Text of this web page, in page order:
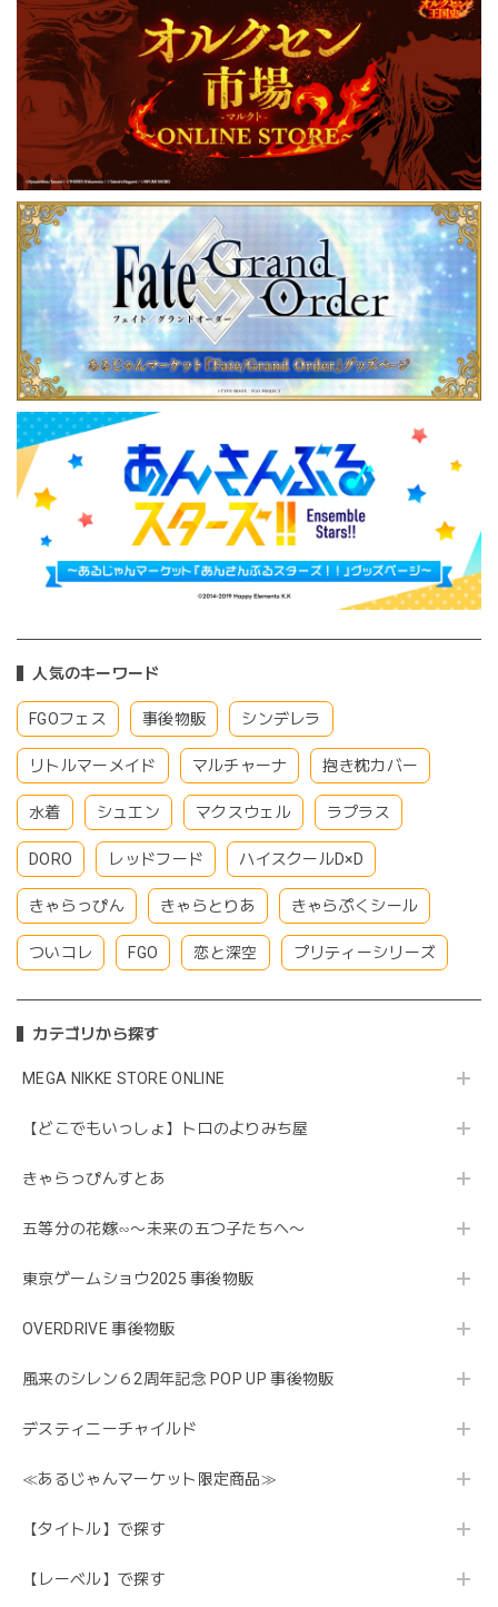
人気のキーワード
FGOフェス 事後物販 シンデレラ
リトルマーメイド マルチャーナ 抱き枕カバー
水着 シュエン マクスウェル ラプラス
DORO レッドフード ハイスクールD×D
きゃらっぴん きゃらとりあ きゃらぷくシール
ついコレ FGO 恋と深空 プリティーシリーズ
カテゴリから探す
MEGA NIKKE STORE ONLINE
【どこでもいっしょ】トロのよりみち屋
きゃらっぴんすとあ
五等分の花嫁∽〜未来の五つ子たちへ〜
東京ゲームショウ2025 事後物販
OVERDRIVE 事後物販
風来のシレン６2周年記念 POP UP 事後物販
デスティニーチャイルド
≪あるじゃんマーケット限定商品≫
【タイトル】で探す
【レーベル】で探す